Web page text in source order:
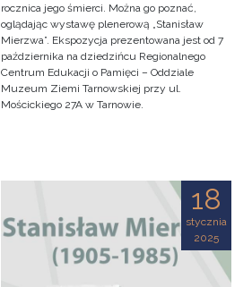
rocznica jego śmierci. Można go poznać,
oglądając wystawę plenerową „Stanisław
Mierzwa”. Ekspozycja prezentowana jest od 7
października na dziedzińcu Regionalnego
Centrum Edukacji o Pamięci – Oddziale
Muzeum Ziemi Tarnowskiej przy ul.
Mościckiego 27A w Tarnowie.
18
stycznia
2025